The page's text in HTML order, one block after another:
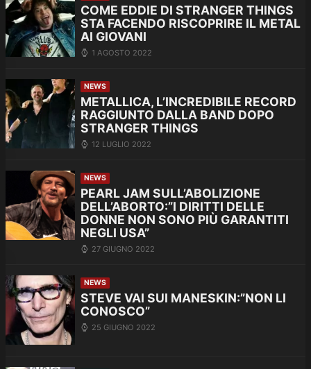
COME EDDIE DI STRANGER THINGS
STA FACENDO RISCOPRIRE IL METAL
AI GIOVANI
1 AGOSTO 2022
NEWS
METALLICA, L’INCREDIBILE RECORD
RAGGIUNTO DALLA BAND DOPO
STRANGER THINGS
12 LUGLIO 2022
NEWS
PEARL JAM SULL’ABOLIZIONE
DELL’ABORTO:”I DIRITTI DELLE
DONNE NON SONO PIÙ GARANTITI
NEGLI USA”
27 GIUGNO 2022
NEWS
STEVE VAI SUI MANESKIN:”NON LI
CONOSCO”
25 GIUGNO 2022